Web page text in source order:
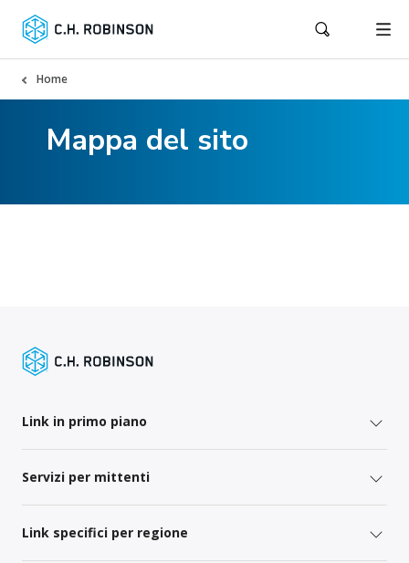
Home
Mappa del sito
Link in primo piano
Servizi per mittenti
Link specifici per regione